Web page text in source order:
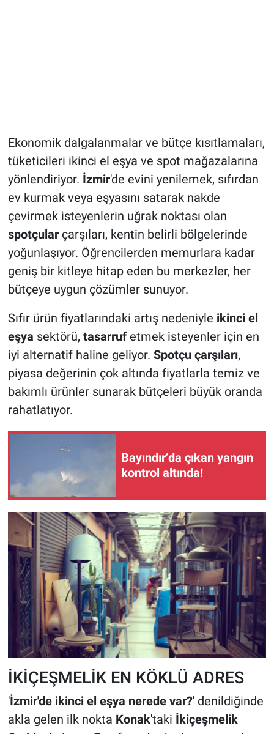
Ekonomik dalgalanmalar ve bütçe kısıtlamaları,
tüketicileri ikinci el eşya ve spot mağazalarına
yönlendiriyor. İzmir'de evini yenilemek, sıfırdan
ev kurmak veya eşyasını satarak nakde
çevirmek isteyenlerin uğrak noktası olan
spotçularçarşıları, kentin belirli bölgelerinde
yoğunlaşıyor. Öğrencilerden memurlara kadar
geniş bir kitleye hitap eden bu merkezler, her
bütçeye uygun çözümler sunuyor.
Sıfır ürün fiyatlarındaki artış nedeniyle ikinci el
eşya sektörü, tasarrufetmek isteyenler için en
iyi alternatif haline geliyor. Spotçu çarşıları,
piyasa değerinin çok altında fiyatlarla temiz ve
bakımlı ürünler sunarak bütçeleri büyük oranda
rahatlatıyor.
Bayındır’da çıkan yangın
kontrol altında!
İKİÇEŞMELİK EN KÖKLÜ ADRES
'İzmir'de ikinci el eşya nerede var?' denildiğinde
akla gelen ilk nokta Konak'taki İkiçeşmelik